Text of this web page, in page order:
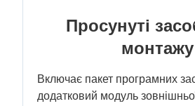
Просунуті
монтажу
Включає пакет програмних
додатковий модуль